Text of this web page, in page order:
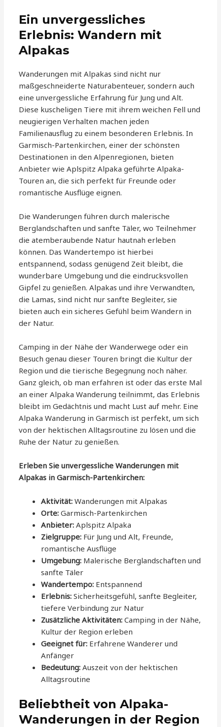
Ein unvergessliches
Erlebnis: Wandern mit
Alpakas
Wanderungen mit Alpakas sind nicht nur
maßgeschneiderte Naturabenteuer, sondern auch
eine unvergessliche Erfahrung für Jung und Alt.
Diese kuscheligen Tiere mit ihrem weichen Fell und
neugierigen Verhalten machen jeden
Familienausflug zu einem besonderen Erlebnis. In
Garmisch-Partenkirchen, einer der schönsten
Destinationen in den Alpenregionen, bieten
Anbieter wie Aplspitz Alpaka geführte Alpaka-
Touren an, die sich perfekt für Freunde oder
romantische Ausflüge eignen.
Die Wanderungen führen durch malerische
Berglandschaften und sanfte Täler, wo Teilnehmer
die atemberaubende Natur hautnah erleben
können. Das Wandertempo ist hierbei
entspannend, sodass genügend Zeit bleibt, die
wunderbare Umgebung und die eindrucksvollen
Gipfel zu genießen. Alpakas und ihre Verwandten,
die Lamas, sind nicht nur sanfte Begleiter, sie
bieten auch ein sicheres Gefühl beim Wandern in
der Natur.
Camping in der Nähe der Wanderwege oder ein
Besuch genau dieser Touren bringt die Kultur der
Region und die tierische Begegnung noch näher.
Ganz gleich, ob man erfahren ist oder das erste Mal
an einer Alpaka Wanderung teilnimmt, das Erlebnis
bleibt im Gedächtnis und macht Lust auf mehr. Eine
Alpaka Wanderung in Garmisch ist perfekt, um sich
von der hektischen Alltagsroutine zu lösen und die
Ruhe der Natur zu genießen.
Erleben Sie unvergessliche Wanderungen mit
Alpakas in Garmisch-Partenkirchen:
Aktivität: Wanderungen mit Alpakas
Orte: Garmisch-Partenkirchen
Anbieter: Aplspitz Alpaka
Zielgruppe: Für Jung und Alt, Freunde,
romantische Ausflüge
Umgebung: Malerische Berglandschaften und
sanfte Täler
Wandertempo: Entspannend
Erlebnis: Sicherheitsgefühl, sanfte Begleiter,
tiefere Verbindung zur Natur
Zusätzliche Aktivitäten: Camping in der Nähe,
Kultur der Region erleben
Geeignet für: Erfahrene Wanderer und
Anfänger
Bedeutung: Auszeit von der hektischen
Alltagsroutine
Beliebtheit von Alpaka-
Wanderungen in der Region